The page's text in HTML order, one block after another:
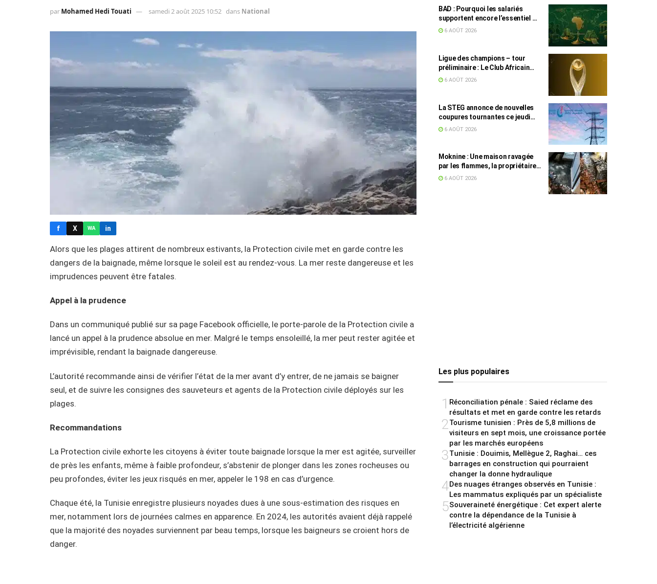
par Mohamed Hedi Touati samedi 2 août 2025 10:52 dans National
f X WA in
Alors que les plages attirent de nombreux estivants, la Protection civile met en garde contre les
dangers de la baignade, même lorsque le soleil est au rendez-vous. La mer reste dangereuse et les
imprudences peuvent être fatales.
Appel à la prudence
Dans un communiqué publié sur sa page Facebook officielle, le porte-parole de la Protection civile a
lancé un appel à la prudence absolue en mer. Malgré le temps ensoleillé, la mer peut rester agitée et
imprévisible, rendant la baignade dangereuse.
L’autorité recommande ainsi de vérifier l’état de la mer avant d’y entrer, de ne jamais se baigner
seul, et de suivre les consignes des sauveteurs et agents de la Protection civile déployés sur les
plages.
Recommandations
La Protection civile exhorte les citoyens à éviter toute baignade lorsque la mer est agitée, surveiller
de près les enfants, même à faible profondeur, s’abstenir de plonger dans les zones rocheuses ou
peu profondes, éviter les jeux risqués en mer, appeler le 198 en cas d’urgence.
Chaque été, la Tunisie enregistre plusieurs noyades dues à une sous-estimation des risques en
mer, notamment lors de journées calmes en apparence. En 2024, les autorités avaient déjà rappelé
que la majorité des noyades surviennent par beau temps, lorsque les baigneurs se croient hors de
danger.
BAD : Pourquoi les salariés
supportent encore l’essentiel de
l’effort fiscal en Tunisie
6 AOÛT 2026
Ligue des champions – tour
préliminaire : Le Club Africain
face au Djoliba AC
6 AOÛT 2026
La STEG annonce de nouvelles
coupures tournantes ce jeudi
dans plusieurs régions
6 AOÛT 2026
Moknine : Une maison ravagée
par les flammes, la propriétaire
accuse la STEG et la SONEDE
6 AOÛT 2026
Les plus populaires
1 Réconciliation pénale : Saied réclame des
résultats et met en garde contre les retards
2Tourisme tunisien : Près de 5,8 millions de
visiteurs en sept mois, une croissance portée
par les marchés européens
3Tunisie : Douimis, Mellègue 2, Raghai… ces
barrages en construction qui pourraient
changer la donne hydraulique
4Des nuages étranges observés en Tunisie :
Les mammatus expliqués par un spécialiste
5Souveraineté énergétique : Cet expert alerte
contre la dépendance de la Tunisie à
l’électricité algérienne